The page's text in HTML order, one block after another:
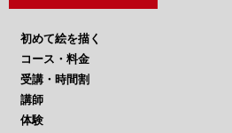
初めて絵を描く
コース・料金
受講・時間割
講師
体験